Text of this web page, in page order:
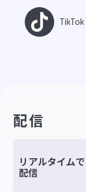
TikTok
配信
リアルタイムで
配信